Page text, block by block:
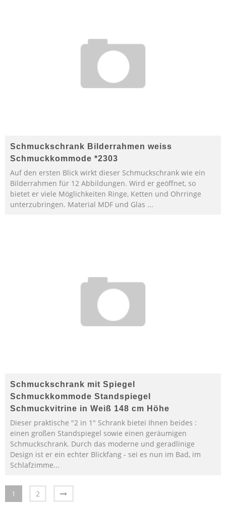
Schmuckschrank Bilderrahmen weiss
Schmuckkommode *2303
Auf den ersten Blick wirkt dieser Schmuckschrank wie ein
Bilderrahmen für 12 Abbildungen. Wird er geöffnet, so
bietet er viele Möglichkeiten Ringe, Ketten und Ohrringe
unterzubringen. Material MDF und Glas ...
Schmuckschrank mit Spiegel
Schmuckkommode Standspiegel
Schmuckvitrine in Weiß 148 cm Höhe
Dieser praktische "2 in 1" Schrank bietei Ihnen beides :
einen großen Standspiegel sowie einen geräumigen
Schmuckschrank. Durch das moderne und geradlinige
Design ist er ein echter Blickfang - sei es nun im Bad, im
Schlafzimme...
1 2